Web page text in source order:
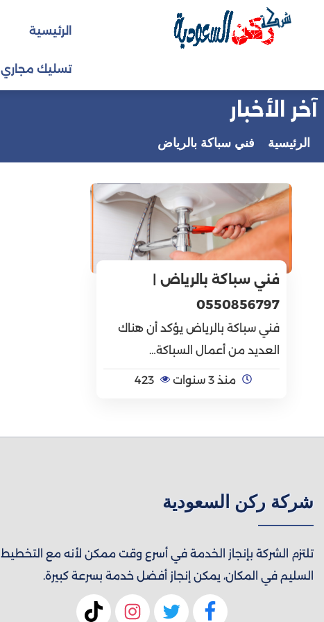
الرئيسية
تسليك مجاري
آخر الأخبار
الرئيسية فني سباكة بالرياض
فني سباكة بالرياض |
0550856797
فني سباكة بالرياض يؤكد أن هناك
العديد من أعمال السباكة…
منذ 3 سنوات 423
شركة ركن السعودية
تلتزم الشركة بإنجاز الخدمة في أسرع وقت ممكن لأنه مع التخطيط
السليم في المكان، يمكن إنجاز أفضل خدمة بسرعة كبيرة.